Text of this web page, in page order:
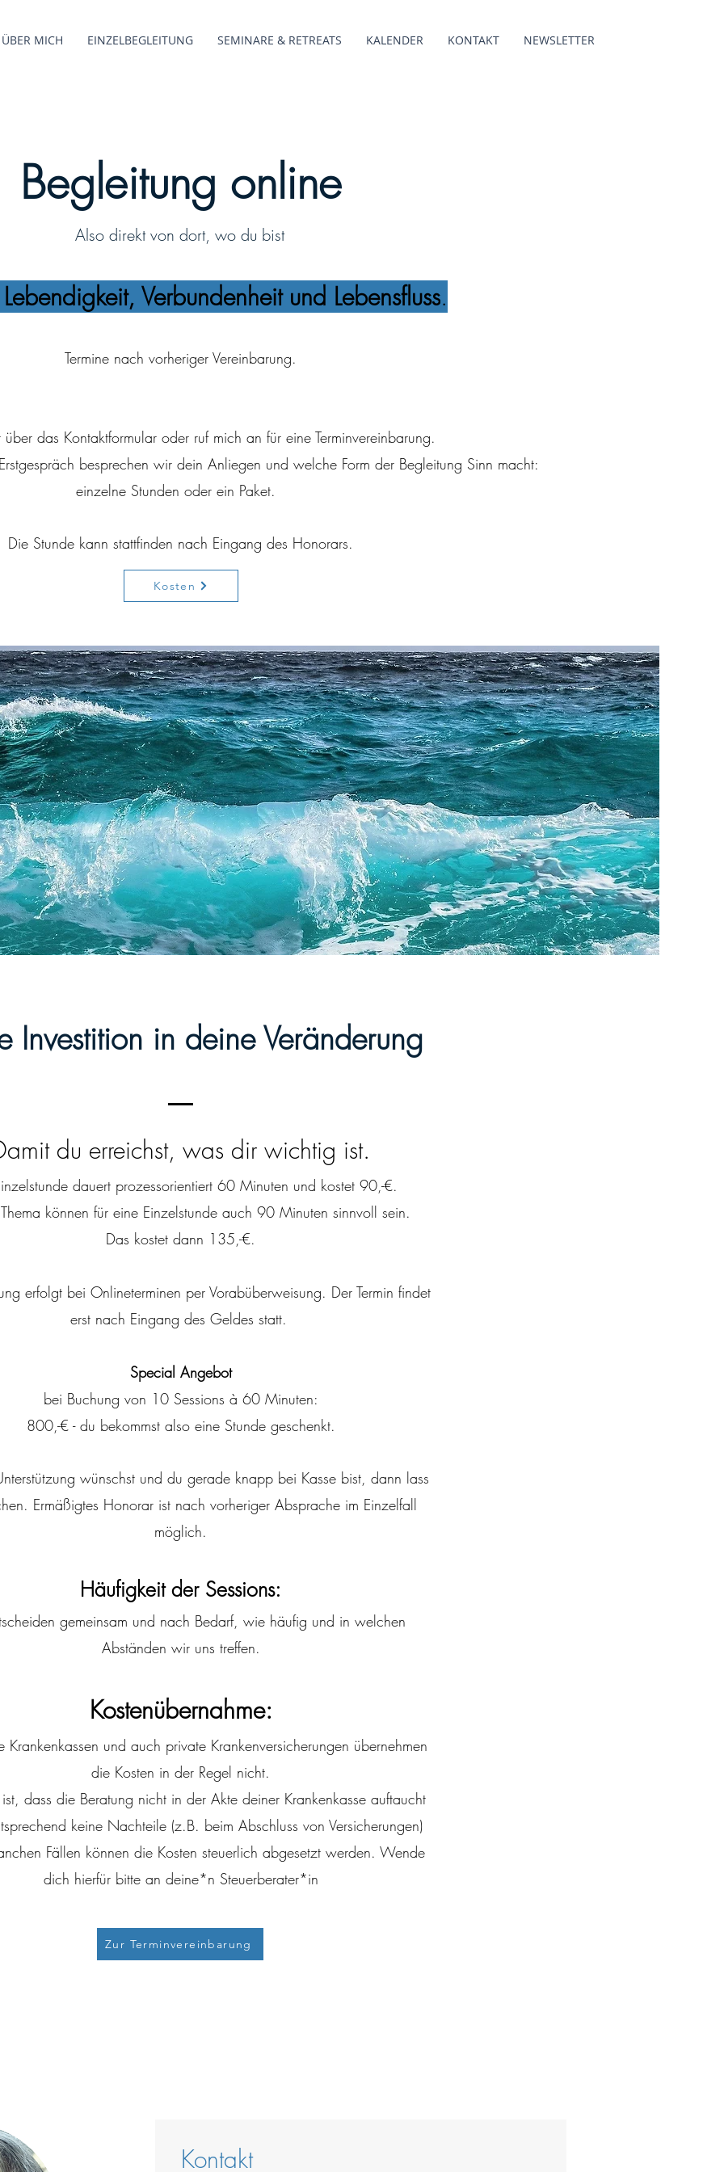
ÜBER MICH EINZELBEGLEITUNG SEMINARE & RETREATS KALENDER KONTAKT NEWSLETTER
Begleitung online
Also direkt von dort, wo du bist
Verbundenheit und Lebensfluss.
Termine nach vorheriger Vereinbarung.
das Kontaktformular oder ruf mich an für eine Terminvereinbarung.
besprechen wir dein Anliegen und welche Form der Begleitung Sinn macht:
einzelne Stunden oder ein Paket.
Die Stunde kann stattfinden nach Eingang des Honorars.
Kosten
Investition in deine Veränderung
du erreichst, was dir wichtig ist.
dauert prozessorientiert 60 Minuten und kostet 90,-€.
können für eine Einzelstunde auch 90 Minuten sinnvoll sein.
Das kostet dann 135,-€.
erfolgt bei Onlineterminen per Vorabüberweisung. Der Termin findet
erst nach Eingang des Geldes statt.
Special Angebot
bei Buchung von 10 Sessions à 60 Minuten:
800,-€ - du bekommst also eine Stunde geschenkt.
wünschst und du gerade knapp bei Kasse bist, dann lass
Ermäßigtes Honorar ist nach vorheriger Absprache im Einzelfall
möglich.
Häufigkeit der Sessions:
gemeinsam und nach Bedarf, wie häufig und in welchen
Abständen wir uns treffen.
Kostenübernahme:
Krankenkassen und auch private Krankenversicherungen übernehmen
die Kosten in der Regel nicht.
dass die Beratung nicht in der Akte deiner Krankenkasse auftaucht
keine Nachteile (z.B. beim Abschluss von Versicherungen)
Fällen können die Kosten steuerlich abgesetzt werden. Wende
dich hierfür bitte an deine*n Steuerberater*in
Zur Terminvereinbarung
Kontakt